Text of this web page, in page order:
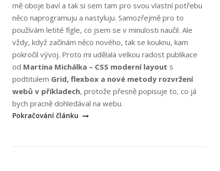
mě oboje baví a tak si sem tam pro svou vlastní potřebu
něco naprogramuju a nastyluju. Samozřejmě pro to
používám letité fígle, co jsem se v minulosti naučil. Ale
vždy, když začínám něco nového, tak se kouknu, kam
pokročil vývoj. Proto mi udělala velkou radost publikace
od Martina Michálka – CSS moderní layout s
podtitulem Grid, flexbox a nové metody rozvržení
webů v příkladech, protože přesně popisuje to, co já
bych pracně dohledával na webu.
Pokračování článku